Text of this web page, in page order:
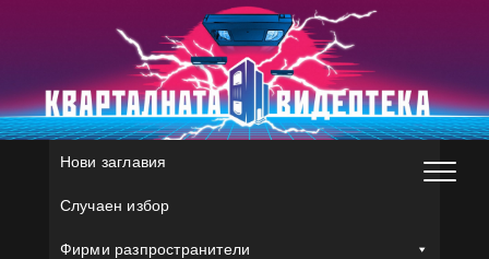
Нови заглавия
Случаен избор
Фирми разпространители